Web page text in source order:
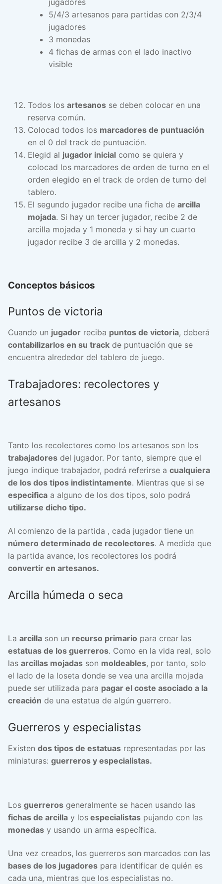
jugadores
5/4/3 artesanos para partidas con 2/3/4
jugadores
3 monedas
4 fichas de armas con el lado inactivo
visible
Todos los artesanos se deben colocar en una
reserva común.
Colocad todos los marcadores de puntuación
en el 0 del track de puntuación.
Elegid al jugador inicial como se quiera y
colocad los marcadores de orden de turno en el
orden elegido en el track de orden de turno del
tablero.
El segundo jugador recibe una ficha de arcilla
mojada. Si hay un tercer jugador, recibe 2 de
arcilla mojada y 1 moneda y si hay un cuarto
jugador recibe 3 de arcilla y 2 monedas.
Conceptos básicos
Puntos de victoria
Cuando un jugador reciba puntos de victoria, deberá
contabilizarlos en su track de puntuación que se
encuentra alrededor del tablero de juego.
Trabajadores: recolectores y
artesanos
Tanto los recolectores como los artesanos son los
trabajadores del jugador. Por tanto, siempre que el
juego indique trabajador, podrá referirse a cualquiera
de los dos tipos indistintamente. Mientras que si se
especifica a alguno de los dos tipos, solo podrá
utilizarse dicho tipo.
Al comienzo de la partida , cada jugador tiene un
número determinado de recolectores. A medida que
la partida avance, los recolectores los podrá
convertir en artesanos.
Arcilla húmeda o seca
La arcilla son un recurso primario para crear las
estatuas de los guerreros. Como en la vida real, solo
las arcillas mojadas son moldeables, por tanto, solo
el lado de la loseta donde se vea una arcilla mojada
puede ser utilizada para pagar el coste asociado a la
creación de una estatua de algún guerrero.
Guerreros y especialistas
Existen dos tipos de estatuas representadas por las
miniaturas: guerreros y especialistas.
Los guerreros generalmente se hacen usando las
fichas de arcilla y los especialistas pujando con las
monedas y usando un arma específica.
Una vez creados, los guerreros son marcados con las
bases de los jugadores para identificar de quién es
cada una, mientras que los especialistas no.